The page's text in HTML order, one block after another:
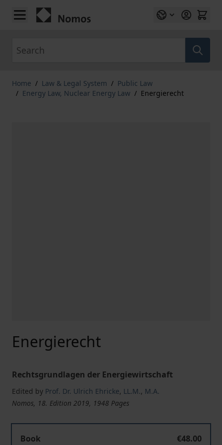
Skip to Content
Home / Law & Legal System / Public Law
/ Energy Law, Nuclear Energy Law / Energierecht
Energierecht
Rechtsgrundlagen der Energiewirtschaft
Edited by Prof. Dr. Ulrich Ehricke, LL.M., M.A.
Nomos, 18. Edition 2019, 1948 Pages
Book
€48.00